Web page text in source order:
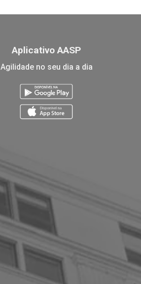
Aplicativo AASP
Agilidade no seu dia a dia